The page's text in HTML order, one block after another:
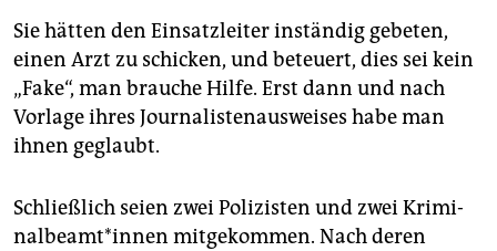
Sie hätten den Einsatzleiter inständig gebeten,
einen Arzt zu schicken, und beteuert, dies sei kein
„Fake“, man brauche Hilfe. Erst dann und nach
Vorlage ihres Journalistenausweises habe man
ihnen geglaubt.
Schließlich seien zwei Polizisten und zwei Kri­mi­
nal­be­am­t*in­nen mitgekommen. Nach deren